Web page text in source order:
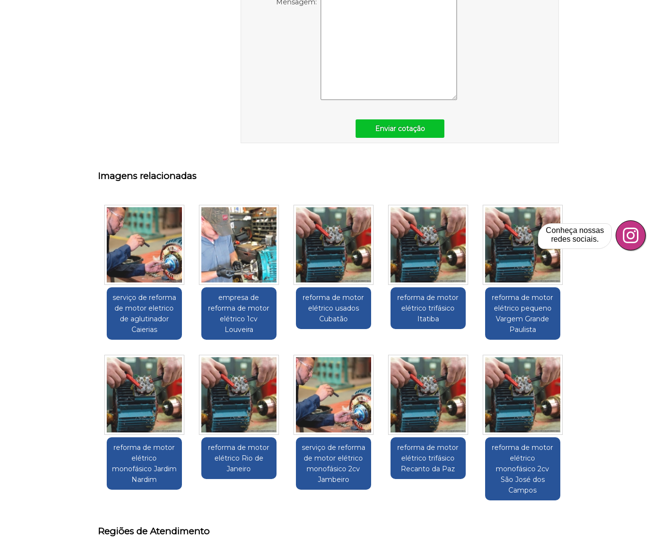
Mensagem:
Enviar cotação
Imagens relacionadas
serviço de reforma
de motor eletrico
de aglutinador
Caierias
empresa de
reforma de motor
elétrico 1cv
Louveira
reforma de motor
elétrico usados
Cubatão
reforma de motor
elétrico trifásico
Itatiba
reforma de motor
elétrico pequeno
Vargem Grande
Paulista
reforma de motor
elétrico
monofásico Jardim
Nardim
reforma de motor
elétrico Rio de
Janeiro
serviço de reforma
de motor elétrico
monofásico 2cv
Jambeiro
reforma de motor
elétrico trifásico
Recanto da Paz
reforma de motor
elétrico
monofásico 2cv
São José dos
Campos
Regiões de Atendimento
Conheça nossas
redes sociais.